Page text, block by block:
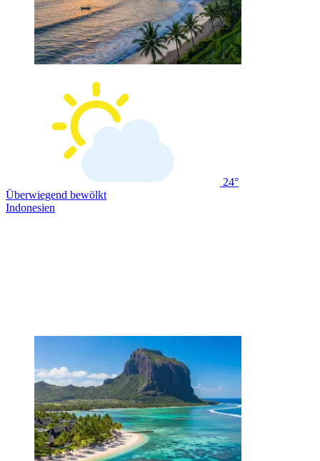
24°
Überwiegend bewölkt
Indonesien